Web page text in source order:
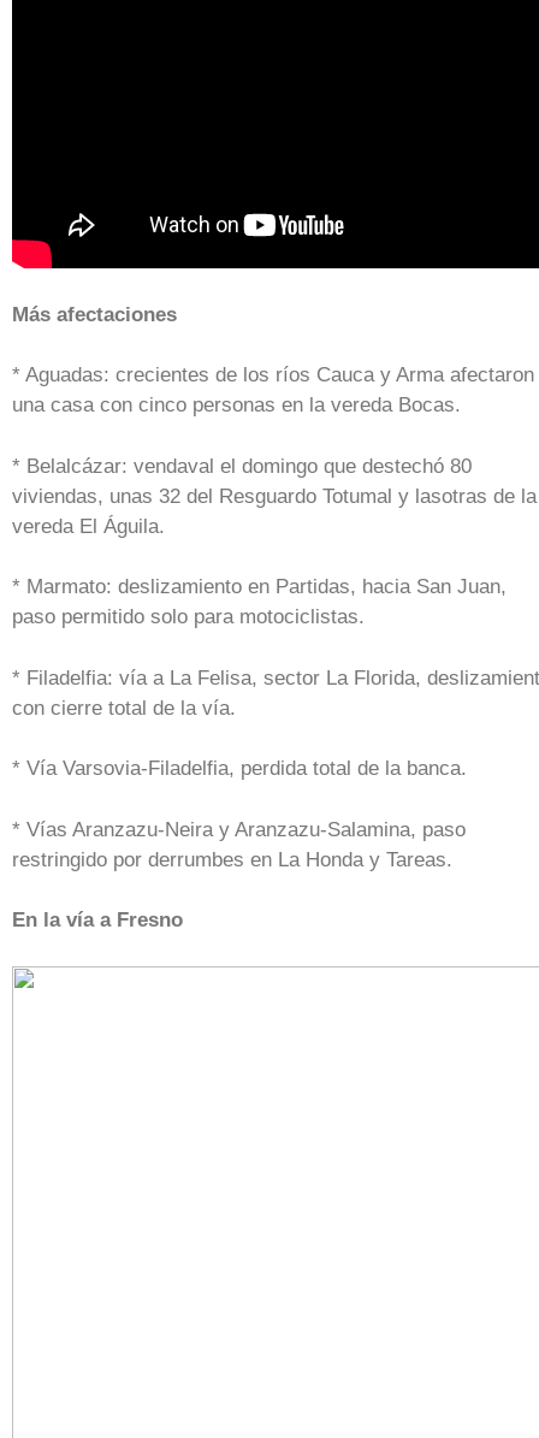
Más afectaciones
* Aguadas: crecientes de los ríos Cauca y Arma afectaron
una casa con cinco personas en la vereda Bocas.
* Belalcázar: vendaval el domingo que destechó 80
viviendas, unas 32 del Resguardo Totumal y lasotras de la
vereda El Águila.
* Marmato: deslizamiento en Partidas, hacia San Juan,
paso permitido solo para motociclistas.
* Filadelfia: vía a La Felisa, sector La Florida,
con cierre total de la vía.
* Vía Varsovia-Filadelfia, perdida total de la banca.
* Vías Aranzazu-Neira y Aranzazu-Salamina, paso
restringido por derrumbes en La Honda y Tareas.
En la vía a Fresno